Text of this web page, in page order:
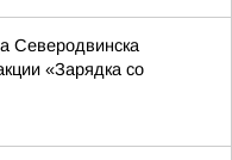
Северодвинска
«Зарядка со